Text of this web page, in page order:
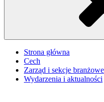
Strona główna
Cech
Zarząd i sekcje branżowe
Wydarzenia i aktualności